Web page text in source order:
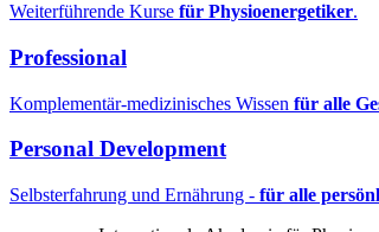
Weiterführende Kurse für Physioenergetiker.
Professional
Komplementär-medizinisches Wissen für alle
Personal Development
Selbsterfahrung und Ernährung - für alle